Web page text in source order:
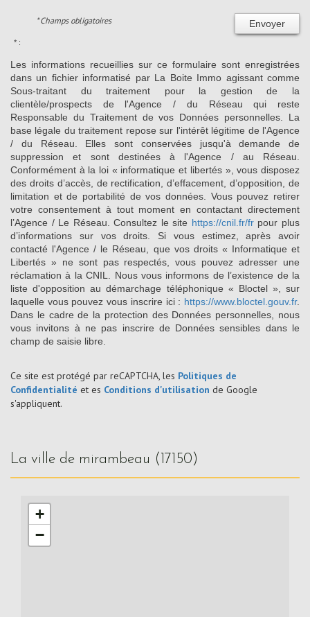
Envoyer
* Champs obligatoires
* :
Les informations recueillies sur ce formulaire sont enregistrées
dans un fichier informatisé par La Boite Immo agissant comme
Sous-traitant du traitement pour la gestion de la
clientèle/prospects de l'Agence / du Réseau qui reste
Responsable du Traitement de vos Données personnelles. La
base légale du traitement repose sur l'intérêt légitime de l'Agence
/ du Réseau. Elles sont conservées jusqu'à demande de
suppression et sont destinées à l'Agence / au Réseau.
Conformément à la loi « informatique et libertés », vous disposez
des droits d’accès, de rectification, d’effacement, d’opposition, de
limitation et de portabilité de vos données. Vous pouvez retirer
votre consentement à tout moment en contactant directement
l’Agence / Le Réseau. Consultez le site https://cnil.fr/frpour plus
d’informations sur vos droits. Si vous estimez, après avoir
contacté l'Agence / le Réseau, que vos droits « Informatique et
Libertés » ne sont pas respectés, vous pouvez adresser une
réclamation à la CNIL. Nous vous informons de l’existence de la
liste d'opposition au démarchage téléphonique « Bloctel », sur
laquelle vous pouvez vous inscrire ici : https://www.bloctel.gouv.fr.
Dans le cadre de la protection des Données personnelles, nous
vous invitons à ne pas inscrire de Données sensibles dans le
champ de saisie libre.
Ce site est protégé par reCAPTCHA, les Politiques de
Confidentialité et es Conditions d'utilisation de Google
s'appliquent.
la ville de mirambeau (17150)
+
−